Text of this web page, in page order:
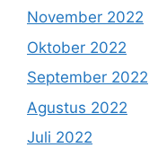
November 2022
Oktober 2022
September 2022
Agustus 2022
Juli 2022